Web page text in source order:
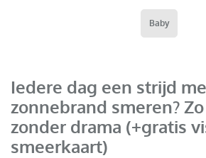
Baby
Iedere dag een strijd
zonnebrand smeren?
zonder drama (+gratis
smeerkaart)